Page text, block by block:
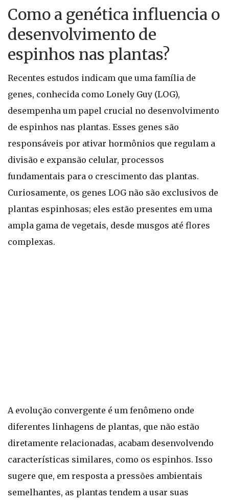
Como a genética influencia o
desenvolvimento de
espinhos nas plantas?
Recentes estudos indicam que uma família de
genes, conhecida como Lonely Guy (LOG),
desempenha um papel crucial no desenvolvimento
de espinhos nas plantas. Esses genes são
responsáveis por ativar hormônios que regulam a
divisão e expansão celular, processos
fundamentais para o crescimento das plantas.
Curiosamente, os genes LOG não são exclusivos de
plantas espinhosas; eles estão presentes em uma
ampla gama de vegetais, desde musgos até flores
complexas.
A evolução convergente é um fenômeno onde
diferentes linhagens de plantas, que não estão
diretamente relacionadas, acabam desenvolvendo
características similares, como os espinhos. Isso
sugere que, em resposta a pressões ambientais
semelhantes, as plantas tendem a usar suas